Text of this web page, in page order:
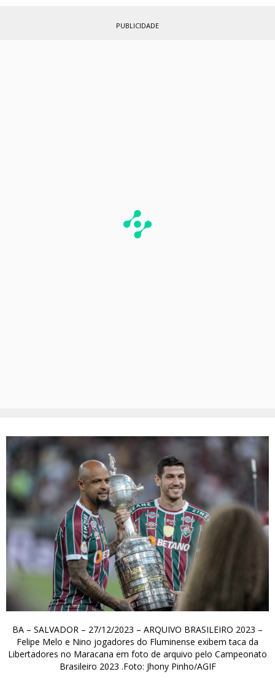
PUBLICIDADE
BA – SALVADOR – 27/12/2023 – ARQUIVO BRASILEIRO 2023 –
Felipe Melo e Nino jogadores do Fluminense exibem taca da
Libertadores no Maracana em foto de arquivo pelo Campeonato
Brasileiro 2023 .Foto: Jhony Pinho/AGIF